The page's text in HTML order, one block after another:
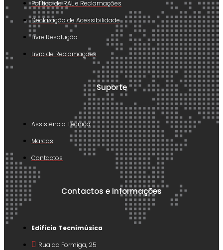
Política de RAL e Reclamações
Declaração de Acessibilidade
Livre Resolução
Livro de Reclamações
Suporte
Assistência Técnica
Marcas
Contactos
Contactos e Informações
Edifício Tecnimúsica
Rua da Formiga, 25